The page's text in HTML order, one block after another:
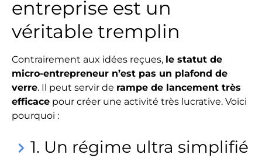
entreprise est un
véritable tremplin
Contrairement aux idées reçues, le statut de
micro-entrepreneur n’est pas un plafond de
verre. Il peut servir de rampe de lancement très
efficace pour créer une activité très lucrative. Voici
pourquoi :
keyboard_arrow_right 1. Un régime ultra simplifié